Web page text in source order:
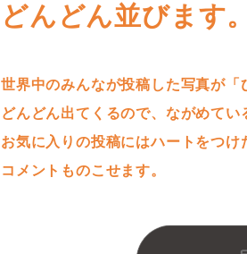
どんどん並びます
世界中のみんなが投稿した写真が「
どんどん出てくるので、ながめて
お気に入りの投稿にはハートをつけ
コメントものこせます。